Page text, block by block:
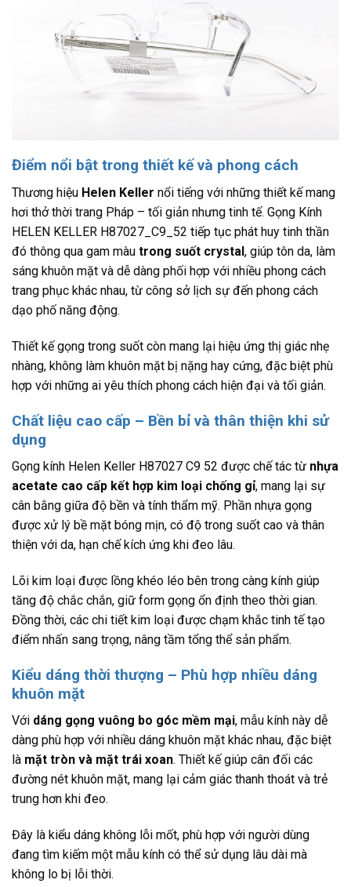
Điểm nổi bật trong thiết kế và phong cách
Thương hiệu Helen Keller nổi tiếng với những thiết kế mang
hơi thở thời trang Pháp – tối giản nhưng tinh tế. Gọng Kính
HELEN KELLER H87027_C9_52 tiếp tục phát huy tinh thần
đó thông qua gam màu trong suốt crystal, giúp tôn da, làm
sáng khuôn mặt và dễ dàng phối hợp với nhiều phong cách
trang phục khác nhau, từ công sở lịch sự đến phong cách
dạo phố năng động.
Thiết kế gọng trong suốt còn mang lại hiệu ứng thị giác nhẹ
nhàng, không làm khuôn mặt bị nặng hay cứng, đặc biệt phù
hợp với những ai yêu thích phong cách hiện đại và tối giản.
Chất liệu cao cấp – Bền bỉ và thân thiện khi sử
dụng
Gọng kính Helen Keller H87027 C9 52 được chế tác từ nhựa
acetate cao cấp kết hợp kim loại chống gỉ, mang lại sự
cân bằng giữa độ bền và tính thẩm mỹ. Phần nhựa gọng
được xử lý bề mặt bóng mịn, có độ trong suốt cao và thân
thiện với da, hạn chế kích ứng khi đeo lâu.
Lõi kim loại được lồng khéo léo bên trong càng kính giúp
tăng độ chắc chắn, giữ form gọng ổn định theo thời gian.
Đồng thời, các chi tiết kim loại được chạm khắc tinh tế tạo
điểm nhấn sang trọng, nâng tầm tổng thể sản phẩm.
Kiểu dáng thời thượng – Phù hợp nhiều dáng
khuôn mặt
Với dáng gọng vuông bo góc mềm mại, mẫu kính này dễ
dàng phù hợp với nhiều dáng khuôn mặt khác nhau, đặc biệt
là mặt tròn và mặt trái xoan. Thiết kế giúp cân đối các
đường nét khuôn mặt, mang lại cảm giác thanh thoát và trẻ
trung hơn khi đeo.
Đây là kiểu dáng không lỗi mốt, phù hợp với người dùng
đang tìm kiếm một mẫu kính có thể sử dụng lâu dài mà
không lo bị lỗi thời.